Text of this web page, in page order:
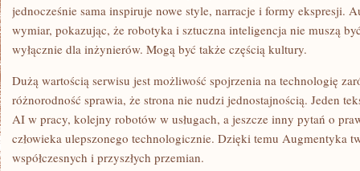
jednocześnie sama inspiruje nowe style, narracje i formy ekspresji.
wymiar, pokazując, że robotyka i sztuczna inteligencja nie muszą
wyłącznie dla inżynierów. Mogą być także częścią kultury.
Dużą wartością serwisu jest możliwość spojrzenia na technologię
różnorodność sprawia, że strona nie nudzi jednostajnością. Jeden
AI w pracy, kolejny robotów w usługach, a jeszcze inny pytań o
człowieka ulepszonego technologicznie. Dzięki temu Augmentyka
współczesnych i przyszłych przemian.